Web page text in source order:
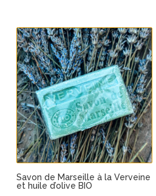
Savon de Marseille à la Verveine
et huile d’olive BIO